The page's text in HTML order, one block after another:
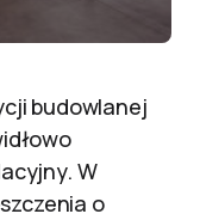
budowlanej
W
o